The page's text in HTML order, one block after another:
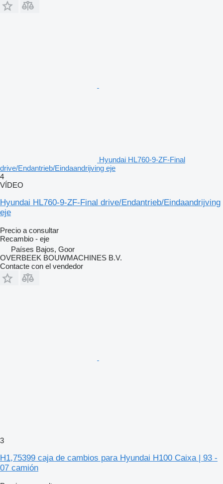
Hyundai HL760-9-ZF-Final
drive/Endantrieb/Eindaandrijving eje
4
VÍDEO
Hyundai HL760-9-ZF-Final drive/Endantrieb/Eindaandrijving
eje
Precio a consultar
Recambio - eje
Países Bajos, Goor
OVERBEEK BOUWMACHINES B.V.
Contacte con el vendedor
3
H1,75399 caja de cambios para Hyundai H100 Caixa | 93 -
07 camión